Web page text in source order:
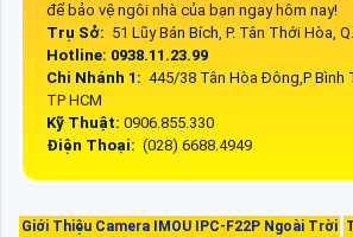
để bảo vệ ngôi nhà của bạn ngay hôm nay!
Trụ Sở: 51 Lũy Bán Bích, P. Tân Thới Hòa,
Hotline: 0938.11.23.99
Chi Nhánh 1: 445/38 Tân Hòa Đông,P Bình
TP HCM
Kỹ Thuật: 0906.855.330
Điện Thoại: (028) 6688.4949
Giới Thiệu Camera IMOU IPC-F22P Ngoài Trời